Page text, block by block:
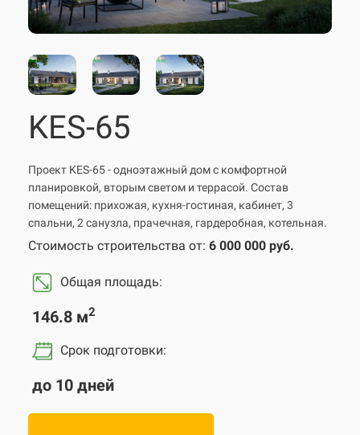
KES-65
Проект KES-65 - одноэтажный дом с комфортной
планировкой, вторым светом и террасой. Состав
помещений: прихожая, кухня-гостиная, кабинет, 3
спальни, 2 санузла, прачечная, гардеробная, котельная.
Стоимость строительства от: 6 000 000 руб.
Общая площадь:
146.8 м2
Срок подготовки:
до 10 дней